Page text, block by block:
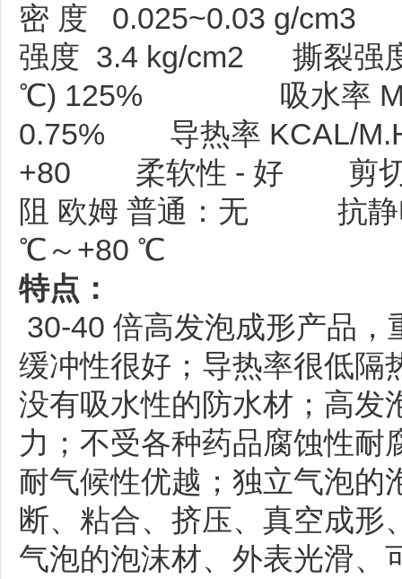
密 度 0.025~0.03 g/
强度 3.4 kg/cm2 撕裂
℃) 125% 吸水率
0.75% 导热率 KCAL/
+80 柔软性 - 好 剪切
阻 欧姆 普通：无 抗静
℃～+80 ℃
特点：
30-40 倍高发泡成形产品
缓冲性很好；导热率很低隔
没有吸水性的防水材；高发
力；不受各种药品腐蚀性耐
耐气候性优越；独立气泡的
断、粘合、挤压、真空成形
气泡的泡沫材、外表光滑、